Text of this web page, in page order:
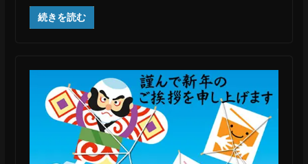
続きを読む